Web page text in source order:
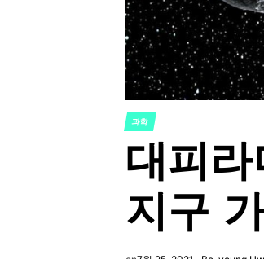
POSTED
과학
대피
지구